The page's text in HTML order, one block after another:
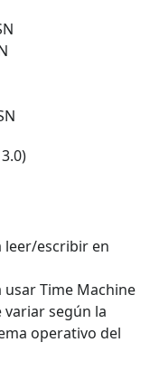
leer/escribir en
Time Machine
variar según la
operativo del